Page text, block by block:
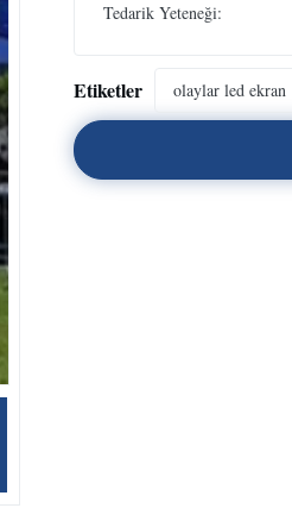
Tedarik Yeteneği:
Etiketler olaylar led ekran